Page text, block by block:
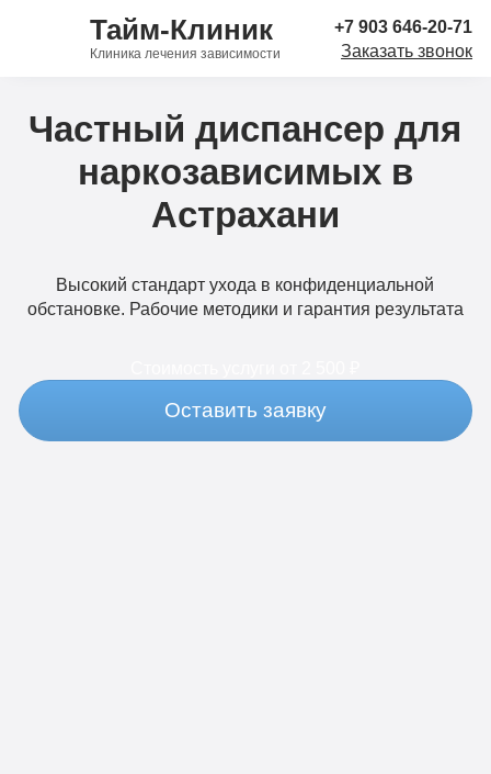
Тайм-Клиник
Клиника лечения зависимости
+7 903 646-20-71
Заказать звонок
Частный диспансер для
наркозависимых в
Астрахани
Высокий стандарт ухода в конфиденциальной
обстановке. Рабочие методики и гарантия результата
Оставить заявку